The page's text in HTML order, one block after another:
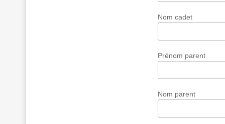
Nom cadet
Prénom parent
Nom parent